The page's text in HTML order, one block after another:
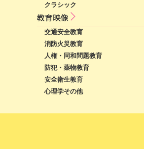
クラシック
教育映像
交通安全教育
消防火災教育
人権・同和問題教育
防犯・薬物教育
安全衛生教育
心理学その他